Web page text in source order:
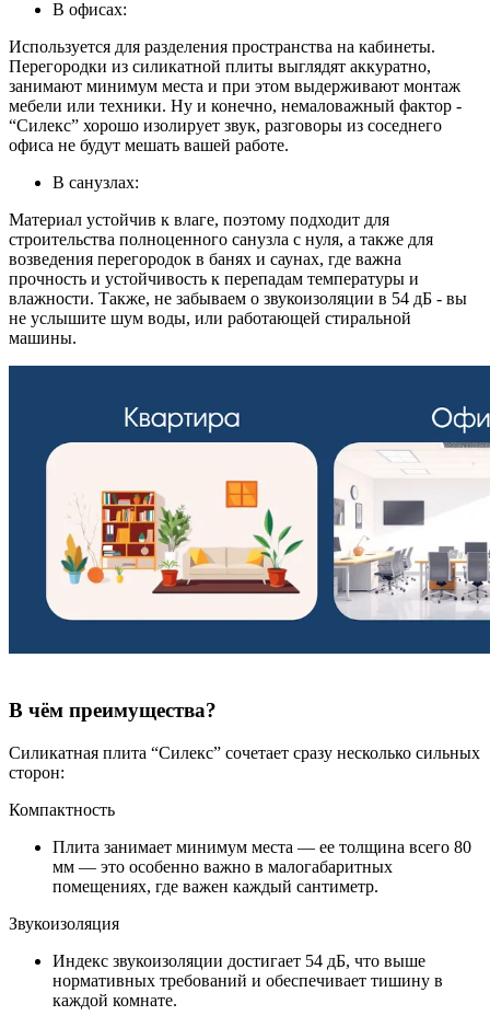
В офисах:
Используется для разделения пространства на кабинеты.
Перегородки из силикатной плиты выглядят аккуратно,
занимают минимум места и при этом выдерживают монтаж
мебели или техники. Ну и конечно, немаловажный фактор -
“Силекс” хорошо изолирует звук, разговоры из соседнего
офиса не будут мешать вашей работе.
В санузлах:
Материал устойчив к влаге, поэтому подходит для
строительства полноценного санузла с нуля, а также для
возведения перегородок в банях и саунах, где важна
прочность и устойчивость к перепадам температуры и
влажности. Также, не забываем о звукоизоляции в 54 дБ - вы
не услышите шум воды, или работающей стиральной
машины.
В чём преимущества?
Силикатная плита “Силекс” сочетает сразу несколько сильных
сторон:
Компактность
Плита занимает минимум места — ее толщина всего 80
мм — это особенно важно в малогабаритных
помещениях, где важен каждый сантиметр.
Звукоизоляция
Индекс звукоизоляции достигает 54 дБ, что выше
нормативных требований и обеспечивает тишину в
каждой комнате.